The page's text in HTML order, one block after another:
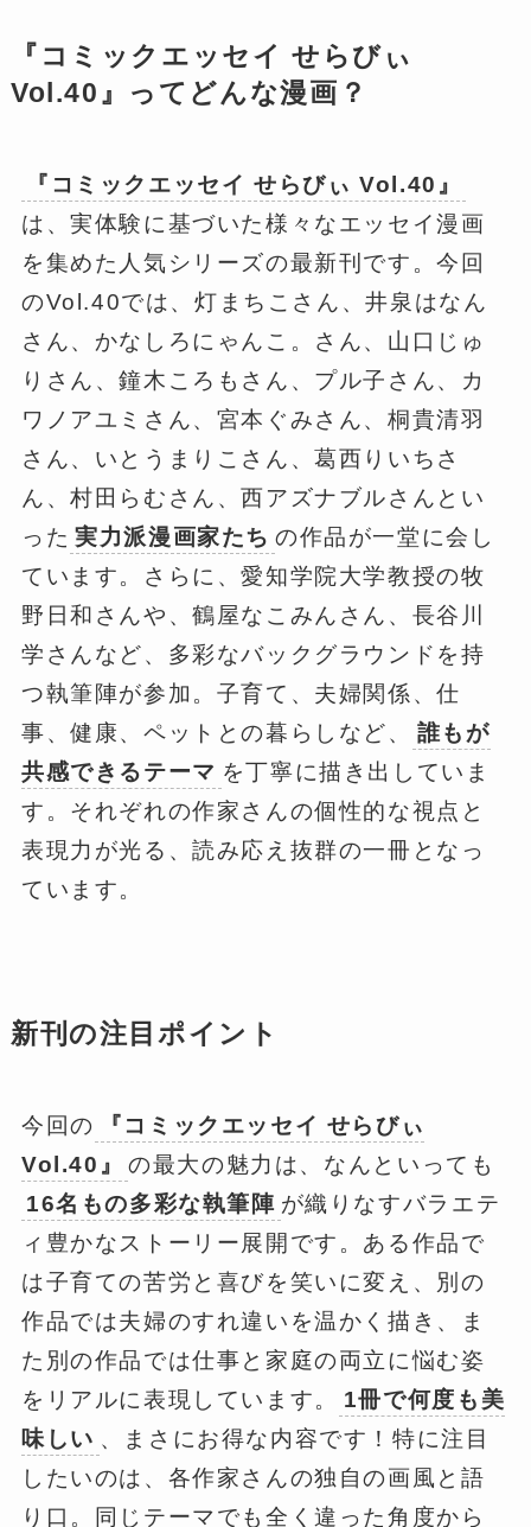
『コミックエッセイ せらびぃ
Vol.40』ってどんな漫画？
『コミックエッセイ せらびぃ Vol.40』
は、実体験に基づいた様々なエッセイ漫画
を集めた人気シリーズの最新刊です。今回
のVol.40では、灯まちこさん、井泉はなん
さん、かなしろにゃんこ。さん、山口じゅ
りさん、鐘木ころもさん、プル子さん、カ
ワノアユミさん、宮本ぐみさん、桐貴清羽
さん、いとうまりこさん、葛西りいちさ
ん、村田らむさん、西アズナブルさんとい
った 実力派漫画家たち の作品が一堂に会し
ています。さらに、愛知学院大学教授の牧
野日和さんや、鶴屋なこみんさん、長谷川
学さんなど、多彩なバックグラウンドを持
つ執筆陣が参加。子育て、夫婦関係、仕
事、健康、ペットとの暮らしなど、
誰もが
共感できるテーマ を丁寧に描き出していま
す。それぞれの作家さんの個性的な視点と
表現力が光る、読み応え抜群の一冊となっ
ています。
新刊の注目ポイント
今回の
『コミックエッセイ せらびぃ
Vol.40』
の最大の魅力は、なんといっても
16名もの多彩な執筆陣 が織りなすバラエテ
ィ豊かなストーリー展開です。ある作品で
は子育ての苦労と喜びを笑いに変え、別の
作品では夫婦のすれ違いを温かく描き、ま
た別の作品では仕事と家庭の両立に悩む姿
をリアルに表現しています。
1冊で何度も美
味しい 、まさにお得な内容です！特に注目
したいのは、各作家さんの独自の画風と語
り口。同じテーマでも全く違った角度から